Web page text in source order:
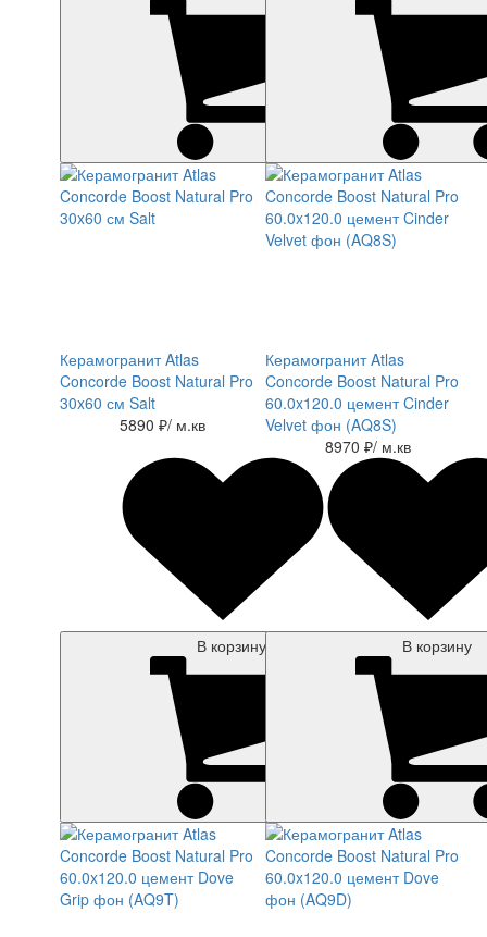
Керамогранит Atlas
Concorde Boost Natural Pro
30x60 см Salt
5890 ₽/ м.кв
В корзину
Керамогранит Atlas
Concorde Boost Natural Pro
60.0x120.0 цемент Cinder
Velvet фон (AQ8S)
8970 ₽/ м.кв
В корзину